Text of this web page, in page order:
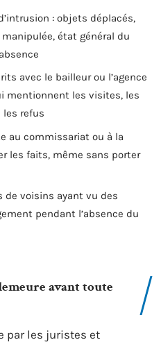
: objets déplacés,
état général du
avec le bailleur ou l’agence
mentionnent les visites, les
les refus
au commissariat ou à la
les faits, même sans porter
de voisins ayant vu des
pendant l’absence du
avant toute
par les juristes et